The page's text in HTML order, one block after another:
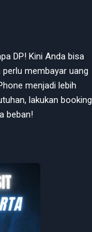
DP! Kini Anda bisa
membayar uang
menjadi lebih
lakukan booking
beban!